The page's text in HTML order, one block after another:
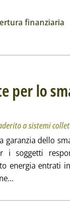
finanziaria
per lo
che non hanno aderito
a sistemi
garanzia dello
soggetti
energia entrati